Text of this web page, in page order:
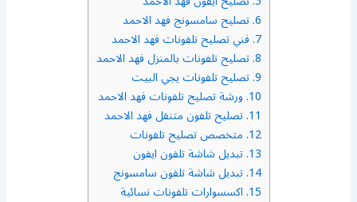
6. تصليح سامسونج فهد الاحمد
7. فني تصليح تلفونات فهد الاحمد
8. تصليح تلفونات بالمنزل فهد الاحمد
9. تصليح تلفونات يجي البيت
10. ورشة تصليح تلفونات فهد الاحمد
11. تصليح تلفون متنقل فهد الاحمد
12. متخصص تصليح تلفونات
13. تبديل شاشة تلفون ايفون
14. تبديل شاشة تلفون سامسونج
15. اكسسوارات تلفونات نسائية